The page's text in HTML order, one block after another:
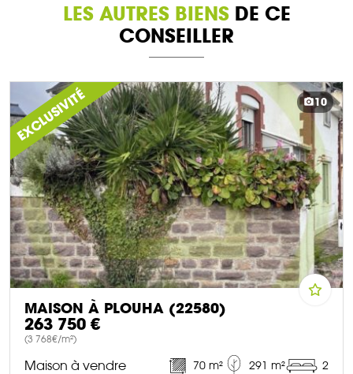
LES AUTRES BIENSDE CE
CONSEILLER
EXCLUSIVITÉ 10
MAISON À PLOUHA (22580)
263 750 €
(3 768€/m²)
Maison à vendre 70 m² 291 m² 2